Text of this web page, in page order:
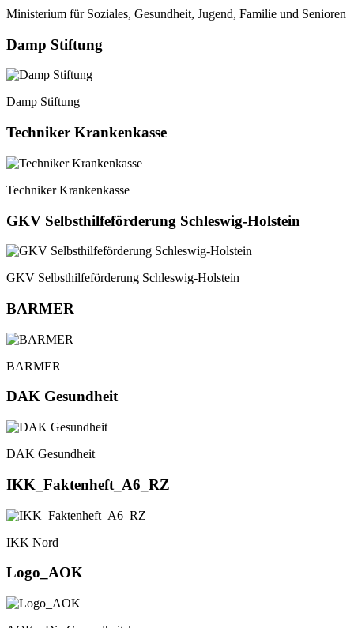
Ministerium für Soziales, Gesundheit, Jugend, Familie und Senioren
Damp Stiftung
Damp Stiftung
Techniker Krankenkasse
Techniker Krankenkasse
GKV Selbsthilfeförderung Schleswig-Holstein
GKV Selbsthilfeförderung Schleswig-Holstein
BARMER
BARMER
DAK Gesundheit
DAK Gesundheit
IKK_Faktenheft_A6_RZ
IKK Nord
Logo_AOK